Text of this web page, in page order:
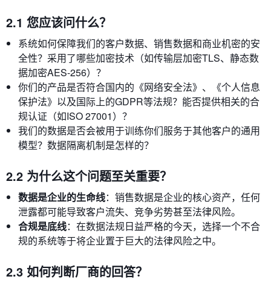
2.1 您应该问什么？
系统如何保障我们的客户数据、销售数据和商业机密的安
全性？采用了哪些加密技术（如传输层加密TLS、静态数
据加密AES-256）？
你们的产品是否符合国内的《网络安全法》、《个人信息
保护法》以及国际上的GDPR等法规？能否提供相关的合
规认证（如ISO 27001）？
我们的数据是否会被用于训练你们服务于其他客户的通用
模型？数据隔离机制是怎样的？
2.2 为什么这个问题至关重要？
数据是企业的生命线：销售数据是企业的核心资产，任何
泄露都可能导致客户流失、竞争劣势甚至法律风险。
合规是底线：在数据法规日益严格的今天，选择一个不合
规的系统等于将企业置于巨大的法律风险之中。
2.3 如何判断厂商的回答？